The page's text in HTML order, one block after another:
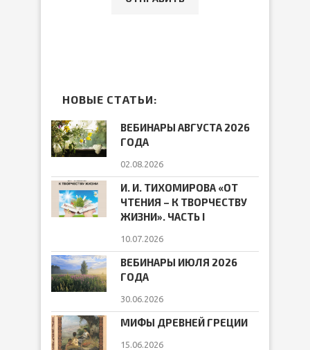
НОВЫЕ СТАТЬИ:
ВЕБИНАРЫ АВГУСТА 2026
ГОДА
02.08.2026
И. И. ТИХОМИРОВА «ОТ
ЧТЕНИЯ – К ТВОРЧЕСТВУ
ЖИЗНИ». ЧАСТЬ I
10.07.2026
ВЕБИНАРЫ ИЮЛЯ 2026
ГОДА
30.06.2026
МИФЫ ДРЕВНЕЙ ГРЕЦИИ
15.06.2026